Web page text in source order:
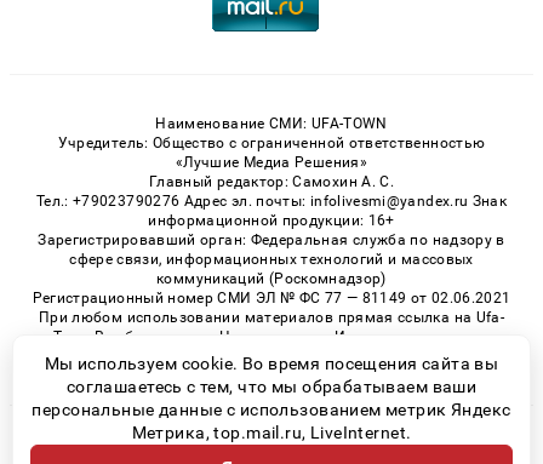
Наименование СМИ: UFA-TOWN
Учредитель: Общество с ограниченной ответственностью
«Лучшие Медиа Решения»
Главный редактор: Самохин А. С.
Тел.: +79023790276 Адрес эл. почты: infolivesmi@yandex.ru Знак
информационной продукции: 16+
Зарегистрировавший орган: Федеральная служба по надзору в
сфере связи, информационных технологий и массовых
коммуникаций (Роскомнадзор)
Регистрационный номер СМИ ЭЛ № ФС 77 — 81149 от 02.06.2021
При любом использовании материалов прямая ссылка на Ufa-
Town.Ru обязательна. Цитирование в Интернете возможно
только при наличии письменного разрешения.
© 2026 «Ufa-Town» | Все права защищены
Мы используем cookie. Во время посещения сайта вы
соглашаетесь с тем, что мы обрабатываем ваши
персональные данные с использованием метрик Яндекс
Метрика, top.mail.ru, LiveInternet.